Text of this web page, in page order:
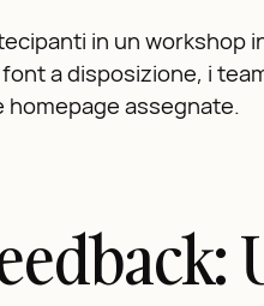
in un
a disposizione, i
assegnate.